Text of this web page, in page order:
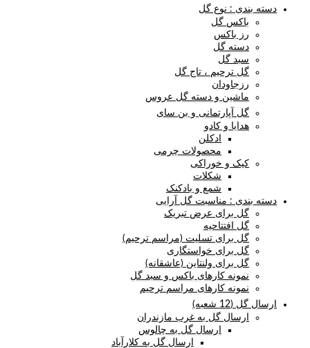
دسته بندی : نوع گل
باکس گل
رز باکس
دسته گل
سبد گل
گل ترحیم ، تاج گل
رزجاودان
ماشین و دسته گل عروس
گل آپارتمانی و بن سای
هدایا و کادو
ادکلن
محصولات چرمی
کیک و خوراکی
شکلات
شمع و بادکنک
دسته بندی : مناسبت گل آرایی
گل برای عرض تبریک
گل افتتاحیه
گل برای تسلیت (مراسم ترحیم)
گل برای خواستگاری
گل برای ولنتاین (عاشقانه)
نمونه کارهای باکس و سبد گل
نمونه کارهای مراسم ترحیم
ارسال گل (12 شعبه)
ارسال گل به غرب مازندران
ارسال گل به چالوس
ارسال گل به کلارآباد